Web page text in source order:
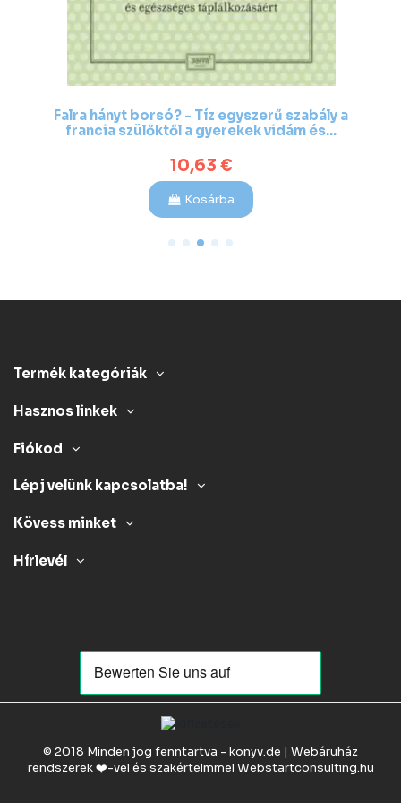
Falra hányt borsó? - Tíz egyszerű szabály a
francia szülőktől a gyerekek vidám és...
10,63 €
Kosárba
Termék kategóriák
Hasznos linkek
Fiókod
Lépj velünk kapcsolatba!
Kövess minket
Hírlevél
© 2018 Minden jog fenntartva - konyv.de | Webáruház
rendszerek ❤️-vel és szakértelmmel Webstartconsulting.hu